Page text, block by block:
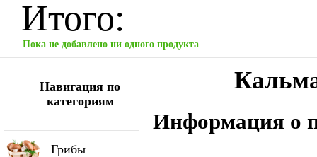
Итого:
Пока не добавлено ни одного продукта
Навигация по
категориям
Грибы
Информация о